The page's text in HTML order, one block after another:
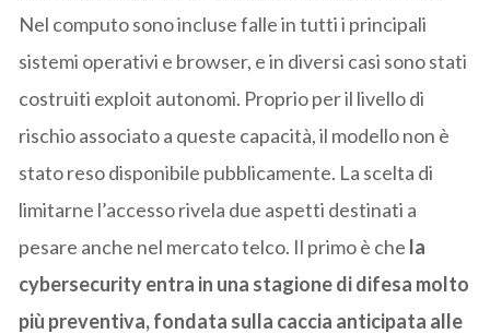
Nel computo sono incluse falle in tutti i principali
sistemi operativi e browser, e in diversi casi sono stati
costruiti exploit autonomi. Proprio per il livello di
rischio associato a queste capacità, il modello non è
stato reso disponibile pubblicamente. La scelta di
limitarne l’accesso rivela due aspetti destinati a
pesare anche nel mercato telco. Il primo è che la
cybersecurity entra in una stagione di difesa molto
più preventiva, fondata sulla caccia anticipata alle